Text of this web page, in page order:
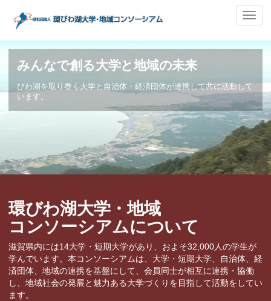
ナ
ビ
ゲ
ー
ン
の
切
替
みんなで創る大学と地域の未来
びわ湖を取り巻く大学と自治体・経済団体が連携して共に活動して
います。
環びわ湖大学・地域
コンソーシアムについて
滋賀県内には14大学・短期大学があり、およそ32,000人の学生が
学んでいます。本コンソーシアムは、大学・短期大学、自治体、経
済団体、地域の連携を基盤にして、会員同士が相互に連携・協働
し、地域社会の発展と魅力ある大学づくりを目指して活動をしてい
ます。